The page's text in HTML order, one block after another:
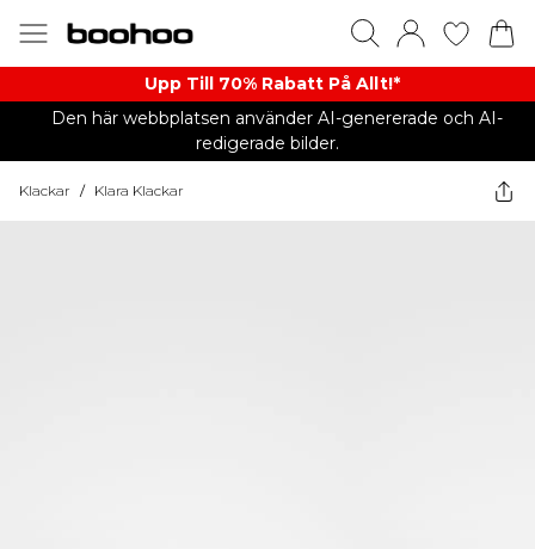
Upp Till 70% Rabatt På Allt!*
Den här webbplatsen använder AI-genererade och AI-
redigerade bilder.
Klackar / Klara Klackar